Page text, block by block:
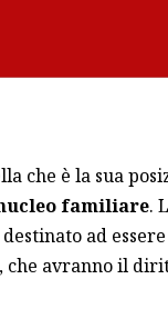
che è la sua
familiare.
ad
che avranno il